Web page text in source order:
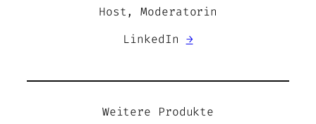
Host, Moderatorin
LinkedIn →
Weitere Produkte